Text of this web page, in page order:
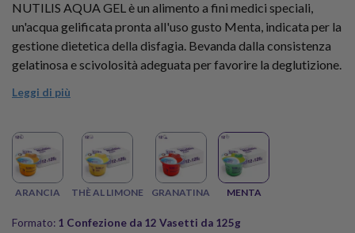
NUTILIS AQUA GEL è un alimento a fini medici speciali,
un'acqua gelificata pronta all'uso gusto Menta, indicata per la
gestione dietetica della disfagia. Bevanda dalla consistenza
gelatinosa e scivolosità adeguata per favorire la deglutizione.
lattosio. Fatta con aromi naturali.
Fai scorta d'idratazione prova NUTILIS AQUA GEL prova il
gusto MENTA nel formato da 12 vasetti!
Leggi di più
ARANCIA THÈ AL LIMONE GRANATINA MENTA
Formato: 1 Confezione da 12 Vasetti da 125g